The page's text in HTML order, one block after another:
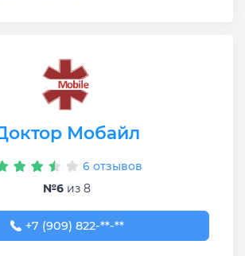
Мобайл
6 отзывов
№6 из 8
+7 (909) 822-81-80
+7 (909) 822-**-**